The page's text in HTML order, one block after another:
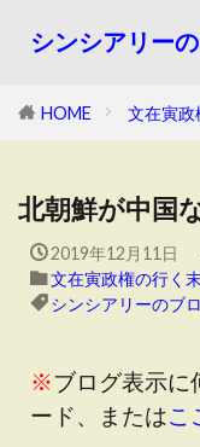
シンシアリー
HOME 文在寅政
北朝鮮が中国
2019年12月11日
文在寅政権の行く
シンシアリーのブ
※ブログ表示に
ード、またはこ